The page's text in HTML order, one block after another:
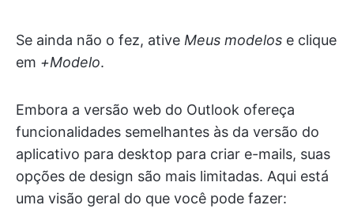
Se ainda não o fez, ative Meus modelos e clique
em +Modelo.
Embora a versão web do Outlook ofereça
funcionalidades semelhantes às da versão do
aplicativo para desktop para criar e-mails, suas
opções de design são mais limitadas. Aqui está
uma visão geral do que você pode fazer: